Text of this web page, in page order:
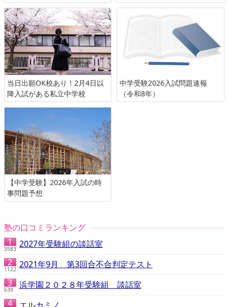
当日出願OK校あり！2月4日以
降入試がある私立中学校
中学受験2026入試問題速報
（令和8年）
【中学受験】2026年入試の時
事問題予想
塾の口コミランキング
3583 2027年受験組の談話室
1122 2021年9月 第3回合不合判定テスト
639 浜学園２０２８年受験組 談話室